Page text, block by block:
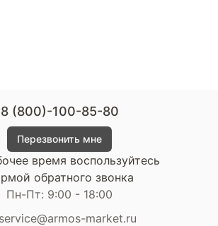
8 (800)-100-85-80
Перезвонить мне
время воспользуйтесь
обратного звонка
Пн-Пт: 9:00 - 18:00
market.ru